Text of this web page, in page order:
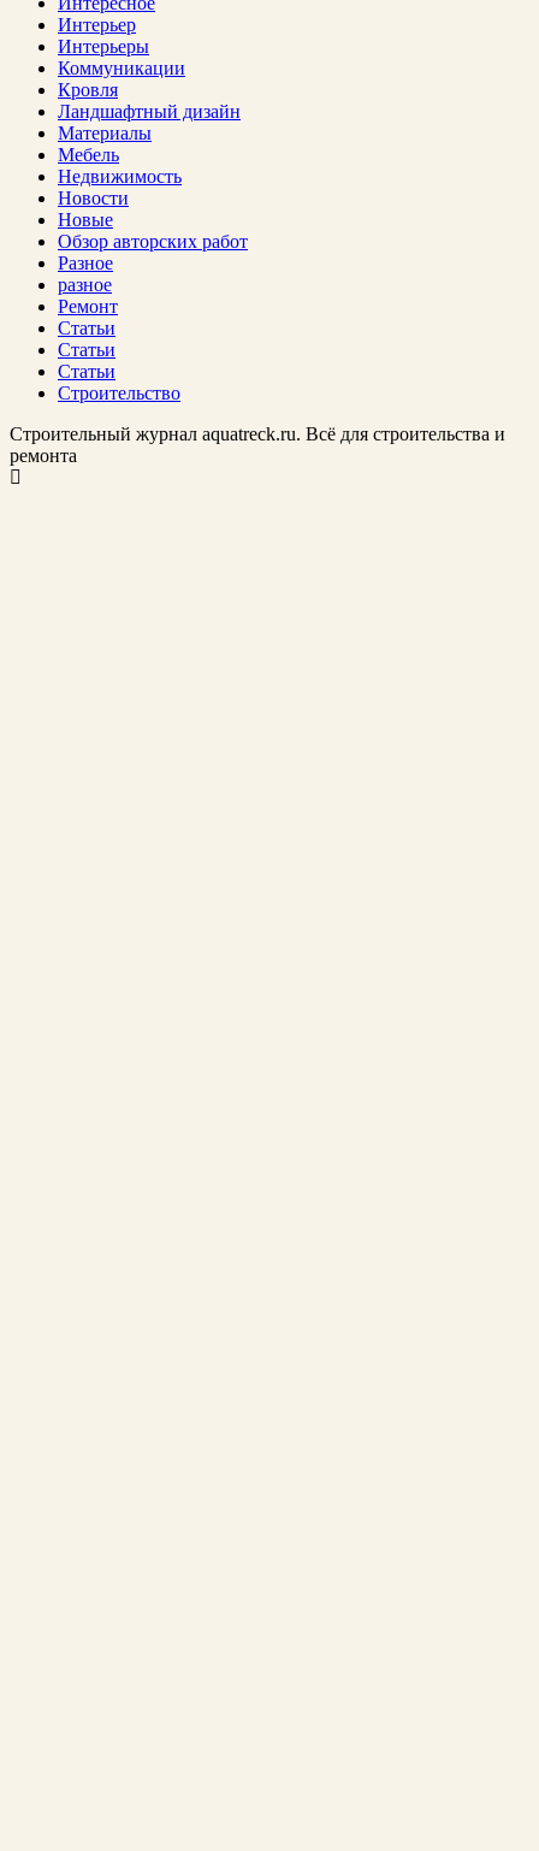
Интерьер
Интерьеры
Коммуникации
Кровля
Ландшафтный дизайн
Материалы
Мебель
Недвижимость
Новости
Новые
Обзор авторских работ
Разное
разное
Ремонт
Статьи
Статьи
Статьи
Строительство
Строительный журнал aquatreck.ru. Всё для строительства и
ремонта